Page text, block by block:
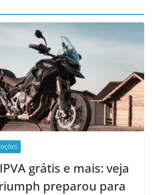
grátis e mais: veja
preparou para